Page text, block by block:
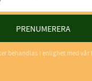
PRENUMERERA
behandlas i enlighet med vår